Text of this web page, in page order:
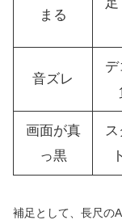
まる
音ズレ
デ
画面が真
っ黒
補足として、長尺の